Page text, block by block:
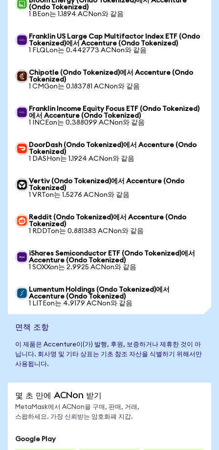
(Ondo Tokenized)
1 BEon는 1.1894 ACNon와 같음
Franklin US Large Cap Multifactor Index ETF (Ondo
Tokenized)에서 Accenture (Ondo Tokenized)
1 FLQLon는 0.442773 ACNon와 같음
Chipotle (Ondo Tokenized)에서 Accenture (Ondo
Tokenized)
1 CMGon는 0.183781 ACNon와 같음
Franklin Income Equity Focus ETF (Ondo Tokenized)
에서 Accenture (Ondo Tokenized)
1 INCEon는 0.388099 ACNon와 같음
DoorDash (Ondo Tokenized)에서 Accenture (Ondo
Tokenized)
1 DASHon는 1.1924 ACNon와 같음
Vertiv (Ondo Tokenized)에서 Accenture (Ondo
Tokenized)
1 VRTon는 1.5276 ACNon와 같음
Reddit (Ondo Tokenized)에서 Accenture (Ondo
Tokenized)
1 RDDTon는 0.881383 ACNon와 같음
iShares Semiconductor ETF (Ondo Tokenized)에서
Accenture (Ondo Tokenized)
1 SOXXon는 2.9925 ACNon와 같음
Lumentum Holdings (Ondo Tokenized)에서
Accenture (Ondo Tokenized)
1 LITEon는 4.9179 ACNon와 같음
면책 조항
이 제품은 Accenture이(가) 발행, 후원, 보증하거나 제휴한 것이 아
닙니다. 회사명 및 기타 상표는 기초 참조 자산을 식별하기 위해서만
사용됩니다.
몇 초 만에 ACNon 받기
MetaMask에서 ACNon을 구매, 판매, 거래,
스왑하세요. 가장 신뢰받는 암호화폐 지갑.
Google Play